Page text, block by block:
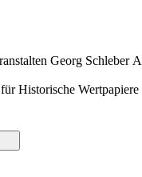
Georg Schleber
Historische Wertpapiere